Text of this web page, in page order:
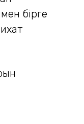
бірге